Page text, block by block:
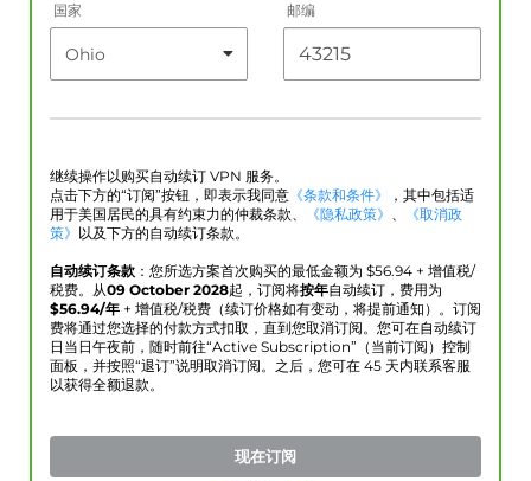
国家 邮编
继续操作以购买自动续订 VPN 服务。
点击下方的“订阅”按钮，即表示我同意 《条款和条件》
，其中包括适
用于美国居民的具有约束力的仲裁条款、
《隐私政策》 、
《取消政
策》 以及下方的自动续订条款。
自动续订条款 ：您所选方案首次购买的最低金额为 $56.94 + 增值税/
税费。从09 October 2028起，订阅将按年自动续订，费用为
$56.94/年 + 增值税/税费（续订价格如有变动，将提前通知）。订阅
费将通过您选择的付款方式扣取，直到您取消订阅。您可在自动续订
日当日午夜前，随时前往“Active Subscription”（当前订阅）控制
面板，并按照“退订”说明取消订阅。之后，您可在 45 天内联系客服
以获得全额退款。
现在订阅